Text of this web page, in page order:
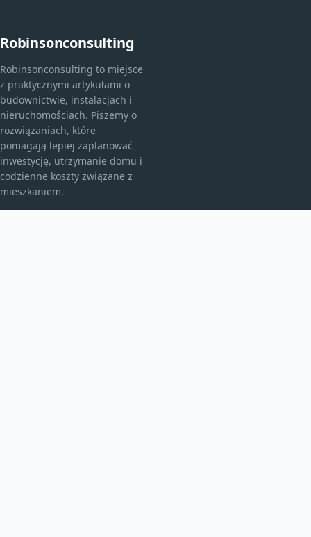
Robinsonconsulting
Robinsonconsulting to miejsce
z praktycznymi artykułami o
budownictwie, instalacjach i
nieruchomościach. Piszemy o
rozwiązaniach, które
pomagają lepiej zaplanować
inwestycję, utrzymanie domu i
codzienne koszty związane z
mieszkaniem.